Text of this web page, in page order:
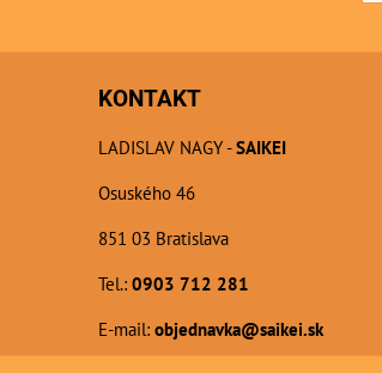
KONTAKT
LADISLAV NAGY -SAIKEI
Osuského 46
851 03 Bratislava
Tel.: 0903 712 281
E-mail: objednavka@saikei.sk